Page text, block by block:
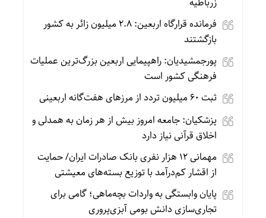
فرمانده قرارگاه اربعین: ۲.۸ میلیون زائر به کشور
بازگشتند
پورجمشیدیان: راهپیمایی اربعین بزرگ‌ترین عملیات
فرهنگی کشور است
ثبت ۶۰ میلیون تردد از مرزهای هفت‌گانه اربعینی
پزشکیان: جامعه امروز بیش از هر زمان به همدلی و
اخلاق قرآنی نیاز دارد
مهمانی ۱۲ هزار نفری بانک صادرات ایران/ حمایت
از اقشار کم‌درآمد با توزیع بسته‌های معیشتی
پایان وابستگی به واردات بچه‌ماهی؛ گامی برای
تجاری‌سازی دانش بومی آبزی‌پروری